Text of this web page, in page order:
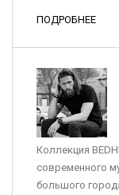
ПОДРОБНЕЕ
Коллекция
современного
большого